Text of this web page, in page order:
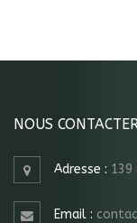
NOUS
Adresse : 139
Email :